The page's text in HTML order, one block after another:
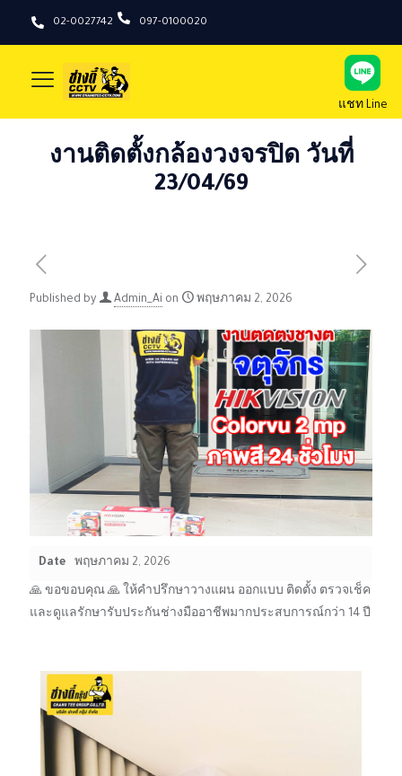
02-0027742 097-0100020
แชท Line
งานติดตั้งกล้องวงจรปิด วันที่
23/04/69
Published by Admin_Ai on พฤษภาคม 2, 2026
Date พฤษภาคม 2, 2026
🙏 ขอขอบคุณ 🙏 ให้คำปรึกษาวางแผน ออกแบบ ติดตั้ง ตรวจเช็ค
และดูแลรักษารับประกันช่างมืออาชีพมากประสบการณ์กว่า 14 ปี